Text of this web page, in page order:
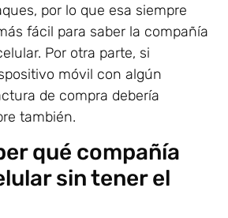
por lo que esa siempre
fácil para saber la compañía
Por otra parte, si
móvil con algún
de compra debería
también.
qué compañía
sin tener el